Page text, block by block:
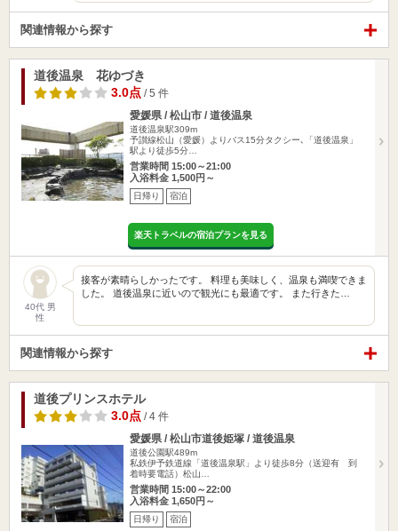
関連情報から探す
道後温泉 花ゆづき
3.0点 / 5 件
愛媛県 / 松山市 / 道後温泉
道後温泉駅309m
予讃線松山（愛媛）よりバス15分タクシー､「道後温泉」
駅より徒歩5分…
営業時間 15:00～21:00
入浴料金 1,500円～
日帰り 宿泊
楽天トラベルの宿泊プランを見る
40代 男
性
接客が素晴らしかったです。 料理も美味しく、温泉も満喫できま
した。 道後温泉に近いので観光にも最適です。 また行きた…
関連情報から探す
道後プリンスホテル
3.0点 / 4 件
愛媛県 / 松山市道後姫塚 / 道後温泉
道後公園駅489m
私鉄伊予鉄道線「道後温泉駅」より徒歩8分（送迎有 到
着時要電話）松山…
営業時間 15:00～22:00
入浴料金 1,650円～
日帰り 宿泊